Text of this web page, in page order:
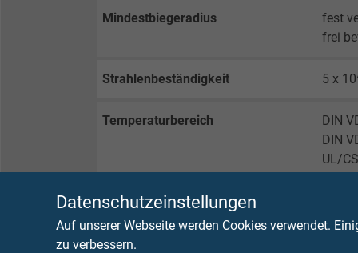
Datenschutzeinstellungen
Auf unserer Webseite werden Cookies verwendet.
zu verbessern.
Mindestbiegeradius
fest
frei
Strahlenbeständigkeit 5 x
Temperaturbereich
DIN
DIN
UL/
Brennverhalten
UL